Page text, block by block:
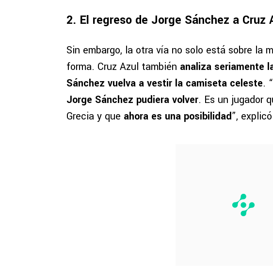
2. El regreso de Jorge Sánchez a Cruz
Sin embargo, la otra vía no solo está sobre la
forma. Cruz Azul también analiza seriamente
Sánchez vuelva a vestir la camiseta celeste. “
Jorge Sánchez pudiera volver. Es un jugador
Grecia y que ahora es una posibilidad”,